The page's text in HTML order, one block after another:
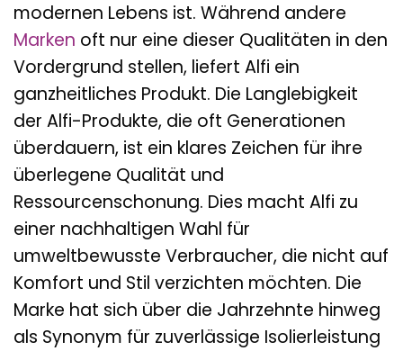
modernen Lebens ist. Während andere
Marken oft nur eine dieser Qualitäten in den
Vordergrund stellen, liefert Alfi ein
ganzheitliches Produkt. Die Langlebigkeit
der Alfi-Produkte, die oft Generationen
überdauern, ist ein klares Zeichen für ihre
überlegene Qualität und
Ressourcenschonung. Dies macht Alfi zu
einer nachhaltigen Wahl für
umweltbewusste Verbraucher, die nicht auf
Komfort und Stil verzichten möchten. Die
Marke hat sich über die Jahrzehnte hinweg
als Synonym für zuverlässige Isolierleistung